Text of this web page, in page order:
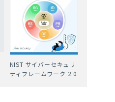
NIST サイバーセキュリ
ティフレームワーク 2.0